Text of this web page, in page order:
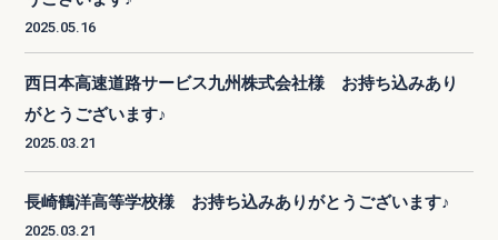
2025.05.16
西日本高速道路サービス九州株式会社様 お持ち込みあり
がとうございます♪
2025.03.21
長崎鶴洋高等学校様 お持ち込みありがとうございます♪
2025.03.21